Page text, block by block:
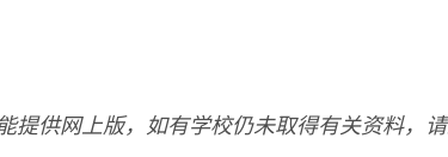
供网上版，如有学校仍未取得有关资料，